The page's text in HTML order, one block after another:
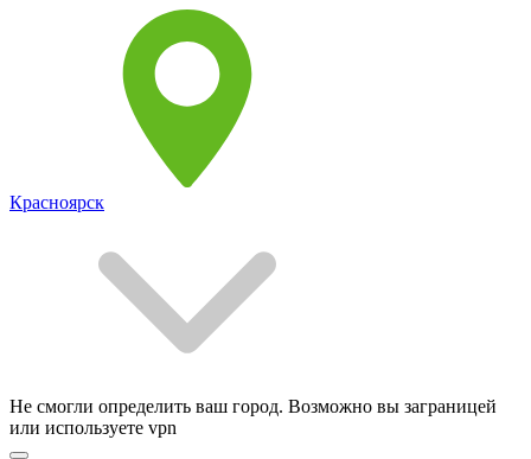
Красноярск
Не смогли определить ваш город. Возможно вы заграницей
или используете vpn